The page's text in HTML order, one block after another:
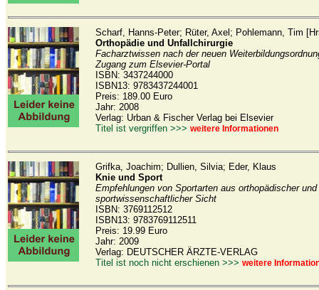
Scharf, Hanns-Peter; Rüter, Axel; Pohlemann, Tim
Orthopädie und Unfallchirurgie
Facharztwissen nach der neuen
Zugang zum Elsevier-Portal
ISBN: 3437244000
ISBN13: 9783437244001
Preis: 189.00 Euro
Jahr: 2008
Verlag: Urban & Fischer Verlag bei Elsevier
Titel ist vergriffen >>> weitere Informationen
Grifka, Joachim; Dullien, Silvia; Eder, Klaus
Knie und Sport
Empfehlungen von Sportarten aus orthopädischer und
sportwissenschaftlicher Sicht
ISBN: 3769112512
ISBN13: 9783769112511
Preis: 19.99 Euro
Jahr: 2009
Verlag: DEUTSCHER ÄRZTE-VERLAG
Titel ist noch nicht erschienen >>> weitere